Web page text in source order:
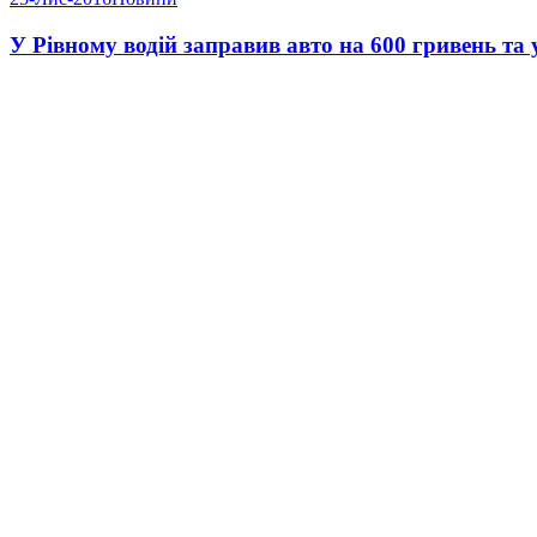
У Рівному водій заправив авто на 600 гривень та